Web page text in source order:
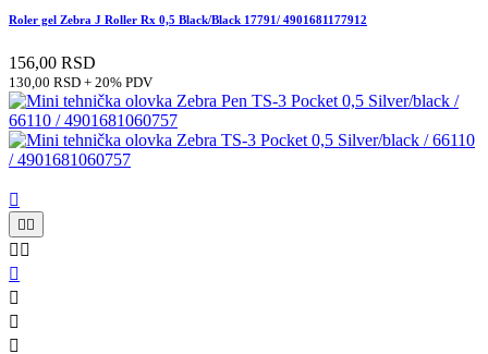
Roler gel Zebra J Roller Rx 0,5 Black/Black 17791/ 4901681177912
156,00 RSD
130,00 RSD + 20% PDV


 



